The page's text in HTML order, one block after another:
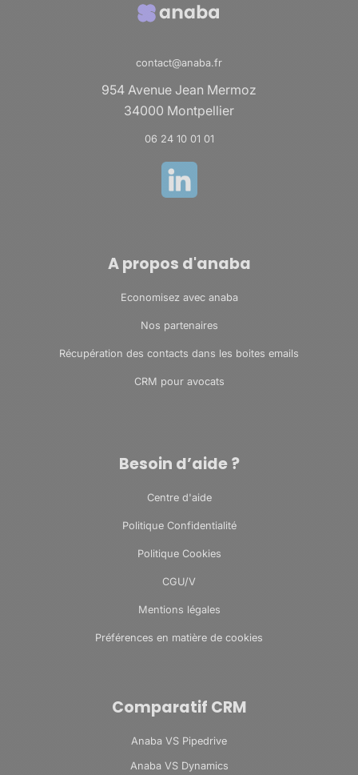
contact@anaba.fr
954 Avenue Jean Mermoz
34000 Montpellier
06 24 10 01 01
A propos d'anaba
Economisez avec anaba
Nos partenaires
Récupération des contacts dans les boites emails
CRM pour avocats
Besoin d’aide ?
Centre d'aide
Politique Confidentialité
Politique Cookies
CGU/V
Mentions légales
Préférences en matière de cookies
Comparatif CRM
Anaba VS Pipedrive
Anaba VS Dynamics